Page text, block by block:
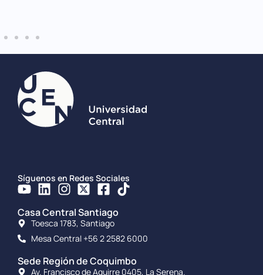
Síguenos en Redes Sociales
Casa Central Santiago
Toesca 1783, Santiago
Mesa Central +56 2 2582 6000
Sede Región de Coquimbo
Av. Francisco de Aguirre 0405, La Serena.